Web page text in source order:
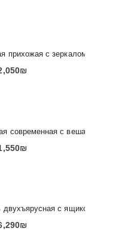
прихожая с зеркалом и вешалкой
₪
современная с вешалкой и
₪
двухъярусная с ящиком и
₪